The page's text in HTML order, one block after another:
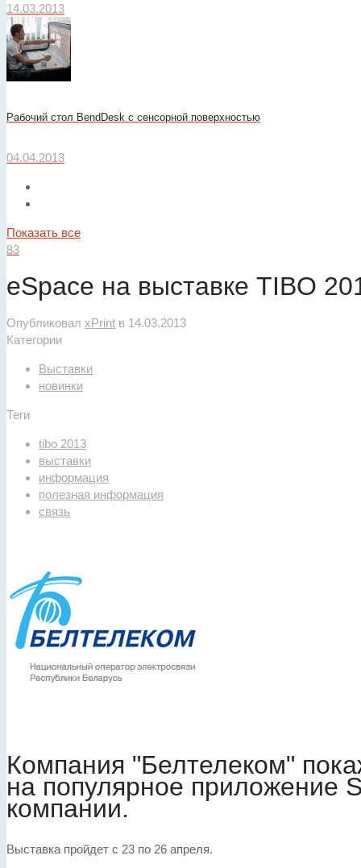
14.03.2013
Рабочий стол BendDesk с сенсорной поверхностью
04.04.2013
Показать все
83
eSpace на выставке TIBO
Опубликовал xPrint в 14.03.2013
Категории
Выставки
новинки
Теги
tibo 2013
выставки
информация
полезная информация
связь
Компания "Белтелеком"
на популярное приложение
компании.
Выставка пройдет с 23 по 26 апреля.